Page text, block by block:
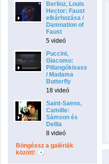
Berlioz, Louis
Hector: Faust
elkárhozása /
Damnation of
Faust
5 videó
Puccini,
Giacomo:
Pillangókisasszony
/ Madama
Butterfly
18 videó
Saint-Saëns,
Camille:
Sámson és
Delila
8 videó
Böngéssz a galériák
között!